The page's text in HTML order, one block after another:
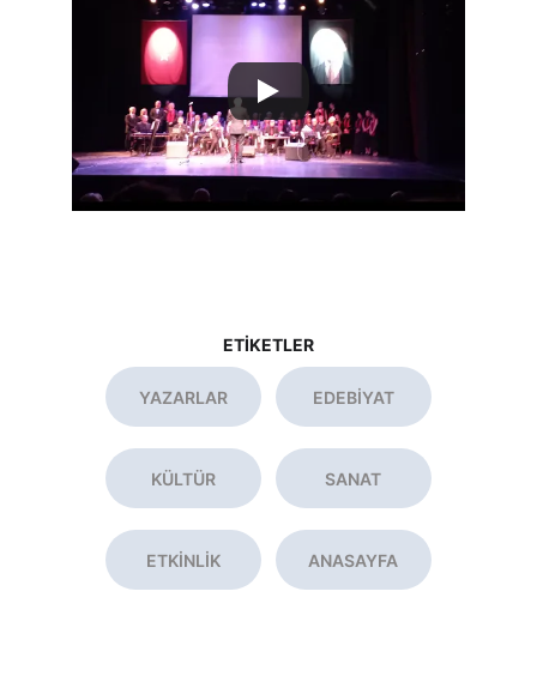
ETİKETLER
YAZARLAR EDEBİYAT
KÜLTÜR SANAT
ANASAYFA
ETKİNLİK